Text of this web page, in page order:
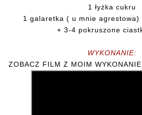
1 łyżka cukru
1 galaretka ( u mnie agrestowa)
+ 3-4 pokruszone
WYKONANIE:
ZOBACZ FILM Z MOIM